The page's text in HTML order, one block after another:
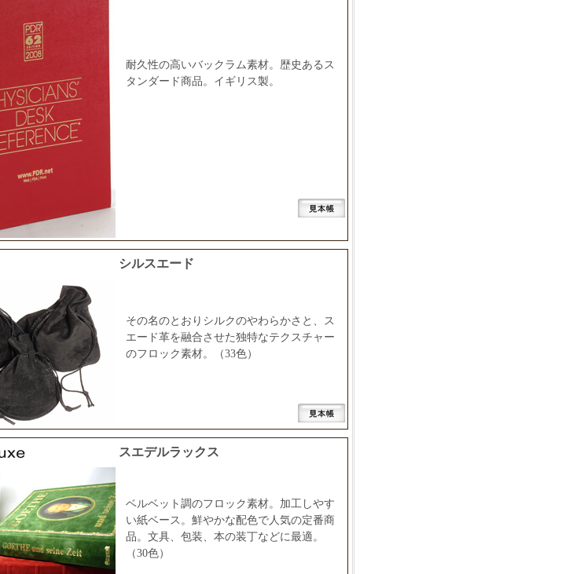
耐久性の高いバックラム素材。歴史あるス
タンダード商品。イギリス製。
シルスエード
その名のとおりシルクのやわらかさと、ス
エード革を融合させた独特なテクスチャー
のフロック素材。（33色）
スエデルラックス
ベルベット調のフロック素材。加工しやす
い紙ベース。鮮やかな配色で人気の定番商
品。文具、包装、本の装丁などに最適。
（30色）